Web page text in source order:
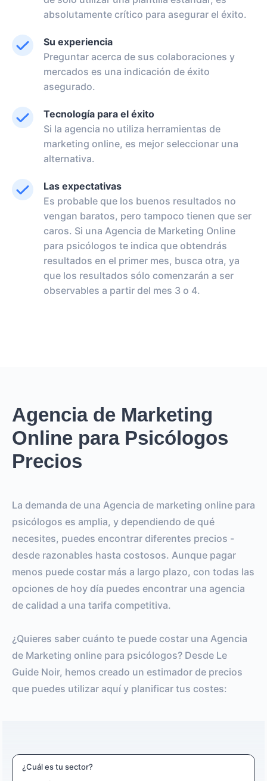
absolutamente crítico para asegurar el éxito.
Su experiencia
Preguntar acerca de sus colaboraciones y
mercados es una indicación de éxito
asegurado.
Tecnología para el éxito
Si la agencia no utiliza herramientas de
marketing online, es mejor seleccionar una
alternativa.
Las expectativas
Es probable que los buenos resultados no
vengan baratos, pero tampoco tienen que ser
caros. Si una Agencia de Marketing Online
para psicólogos te indica que obtendrás
resultados en el primer mes, busca otra, ya
que los resultados sólo comenzarán a ser
observables a partir del mes 3 o 4.
Agencia de Marketing
Online para Psicólogos
Precios
La demanda de una Agencia de marketing online para
psicólogos es amplia, y dependiendo de qué
necesites, puedes encontrar diferentes precios -
desde razonables hasta costosos. Aunque pagar
menos puede costar más a largo plazo, con todas las
opciones de hoy día puedes encontrar una agencia
de calidad a una tarifa competitiva.
¿Quieres saber cuánto te puede costar una Agencia
de Marketing online para psicólogos? Desde Le
Guide Noir, hemos creado un estimador de precios
que puedes utilizar aquí y planificar tus costes:
¿Cuál es tu sector?